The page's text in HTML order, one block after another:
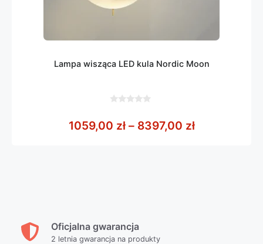
Lampa wisząca LED kula Nordic Moon
5
1059,00 zł – 8397,00 złZakres cen:
Oficjalna gwarancja
2 letnia gwarancja na produkty